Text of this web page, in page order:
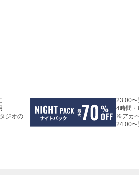
ジオの
23:00〜
4時間・
※アカ
24:00〜